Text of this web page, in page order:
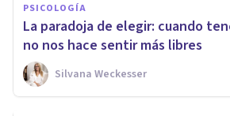
PSICOLOGÍA
La paradoja de elegir: cuando
no nos hace sentir más libres
Silvana Weckesser